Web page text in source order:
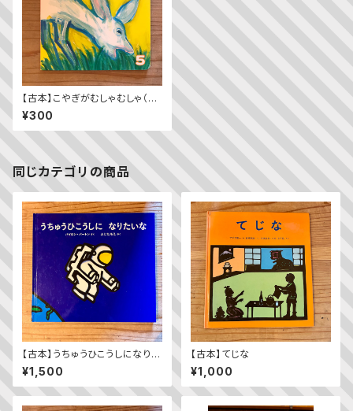
【古本】こやぎがむしゃむしゃ（こ
どものとも0・1・2 2013年5月
号）
¥300
同じカテゴリの商品
【古本】うちゅうひこうしになりた
いな
¥1,500
【古本】てじな
¥1,000